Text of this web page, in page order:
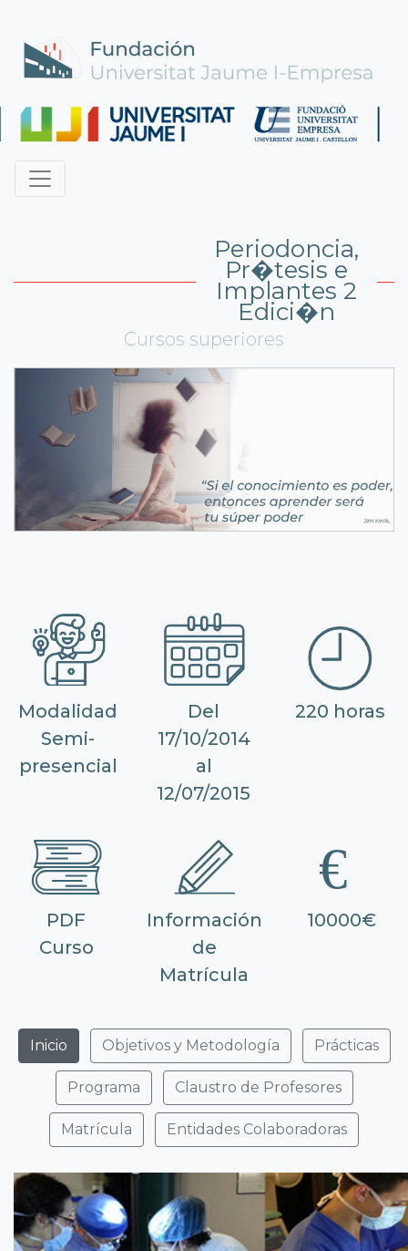
Periodoncia,
Pr�tesis e
Implantes 2
Edici�n
Cursos superiores
Modalidad
Semi-
presencial
Del
17/10/2014
al
12/07/2015
220 horas
PDF
Curso
Información
de
Matrícula
10000€
Inicio Objetivos y Metodología Prácticas
Programa Claustro de Profesores
Matrícula Entidades Colaboradoras